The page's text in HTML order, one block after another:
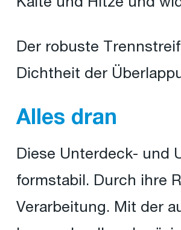
Der robuste
Dichtheit der
Alles dran
Diese Unterdeck- und
formstabil. Durch ihre
Verarbeitung. Mit der